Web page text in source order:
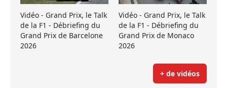
Vidéo - Grand Prix, le Talk
de la F1 - Débriefing du
Grand Prix de Barcelone
2026
Vidéo - Grand Prix, le Talk
de la F1 - Débriefing du
Grand Prix de Monaco
2026
+ de vidéos